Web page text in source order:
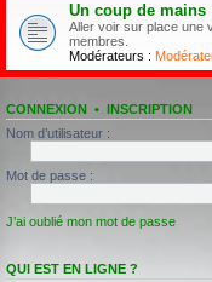
Un coup de mains
Aller voir sur place une
membres.
Modérateurs :
CONNEXION • INSCRIPTION
Nom d’utilisateur :
Mot de passe :
J’ai oublié mon mot de passe
QUI EST EN LIGNE ?